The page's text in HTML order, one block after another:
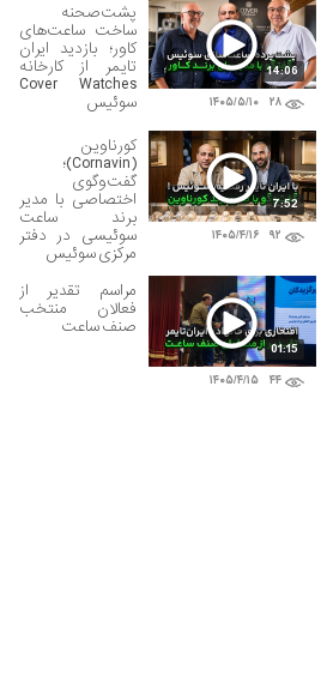
۲۸ ۱۴۰۵/۵/۱۰
14:06
پشت‌صحنه
ساخت ساعت‌های
کاور؛ بازدید ایران
تایمر از کارخانه
Cover Watches
سوئیس
۹۲ ۱۴۰۵/۴/۱۶
7:52
کورناوین
(Cornavin)؛
گفت‌وگوی
اختصاصی با مدیر
برند ساعت
سوئیسی در دفتر
مرکزی سوئیس
۴۴ ۱۴۰۵/۴/۱۵
01:15
مراسم تقدیر از
فعالان منتخب
صنف ساعت